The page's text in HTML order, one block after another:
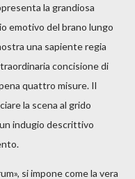
la grandiosa
emotivo del brano lungo
una sapiente regia
concisione di
quattro misure. Il
la scena al grido
indugio descrittivo
si impone come la vera